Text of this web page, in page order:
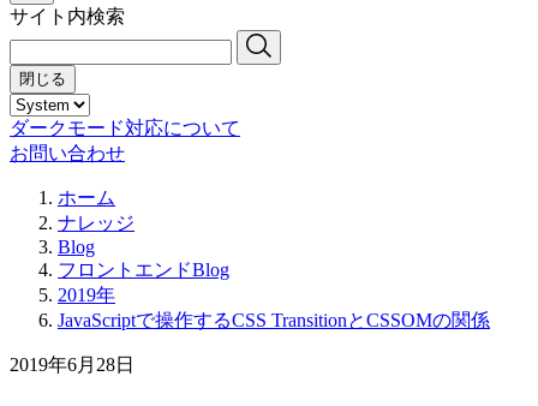
サイト内検索
閉じる
ダークモード対応について
お問い合わせ
ホーム
ナレッジ
Blog
フロントエンドBlog
2019年
JavaScriptで操作するCSS TransitionとCSSOMの関係
2019年6月28日